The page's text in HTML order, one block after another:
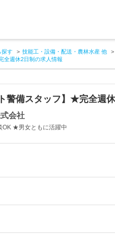
探す 技能工・設備・配送・農林水産 他
全週休2日制の求人情報
警備スタッフ】★完全週
会社
OK ★男女ともに活躍中